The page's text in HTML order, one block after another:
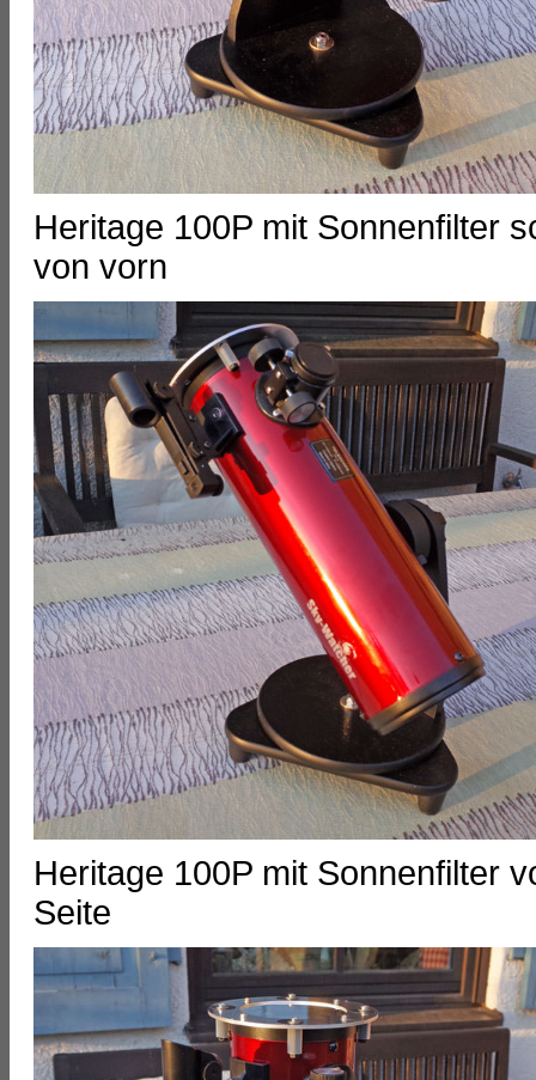
Heritage 100P mit Sonnenfilter
von vorn
Heritage 100P mit Sonnenfilter
Seite